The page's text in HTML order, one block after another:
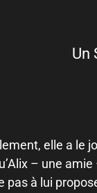
Un
elle a le
– une
pas à lui